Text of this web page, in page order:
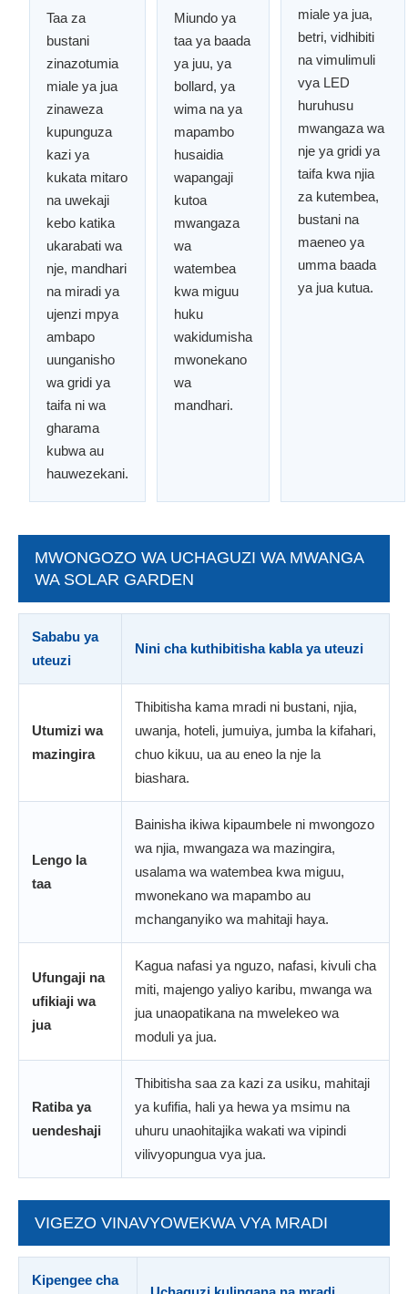
Taa za
bustani
zinazotumia
miale ya jua
zinaweza
kupunguza
kazi ya
kukata mitaro
na uwekaji
kebo katika
ukarabati wa
nje, mandhari
na miradi ya
ujenzi mpya
ambapo
uunganisho
wa gridi ya
taifa ni wa
gharama
kubwa au
hauwezekani.
Miundo ya
taa ya baada
ya juu, ya
bollard, ya
wima na ya
mapambo
husaidia
wapangaji
kutoa
mwangaza
wa
watembea
kwa miguu
huku
wakidumisha
mwonekano
wa
mandhari.
miale ya jua,
betri, vidhibiti
na vimulimuli
vya LED
huruhusu
mwangaza wa
nje ya gridi ya
taifa kwa njia
za kutembea,
bustani na
maeneo ya
umma baada
ya jua kutua.
MWONGOZO WA UCHAGUZI WA MWANGA
WA SOLAR GARDEN
Sababu ya
uteuzi
Nini cha kuthibitisha kabla ya uteuzi
Utumizi wa
mazingira
Thibitisha kama mradi ni bustani, njia,
uwanja, hoteli, jumuiya, jumba la kifahari,
chuo kikuu, ua au eneo la nje la
biashara.
Lengo la
taa
Bainisha ikiwa kipaumbele ni mwongozo
wa njia, mwangaza wa mazingira,
usalama wa watembea kwa miguu,
mwonekano wa mapambo au
mchanganyiko wa mahitaji haya.
Ufungaji na
ufikiaji wa
jua
Kagua nafasi ya nguzo, nafasi, kivuli cha
miti, majengo yaliyo karibu, mwanga wa
jua unaopatikana na mwelekeo wa
moduli ya jua.
Ratiba ya
uendeshaji
Thibitisha saa za kazi za usiku, mahitaji
ya kufifia, hali ya hewa ya msimu na
uhuru unaohitajika wakati wa vipindi
vilivyopungua vya jua.
VIGEZO VINAVYOWEKWA VYA MRADI
Kipengee cha